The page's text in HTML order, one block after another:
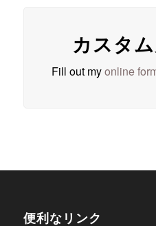
カスタ
Fill out myonline
便利なリンク